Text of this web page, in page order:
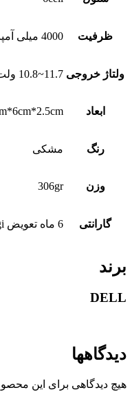
ظرفیت 4000 میلی آمپر ساعت
ولتاژ خروجی 11.7~10.8 ولت
ابعاد
رنگ مشکی
وزن 306gr
گارانتی 6 ماه تعویض tivadigi
برند
DELL
دیدگاهها
هیچ دیدگاهی برای این